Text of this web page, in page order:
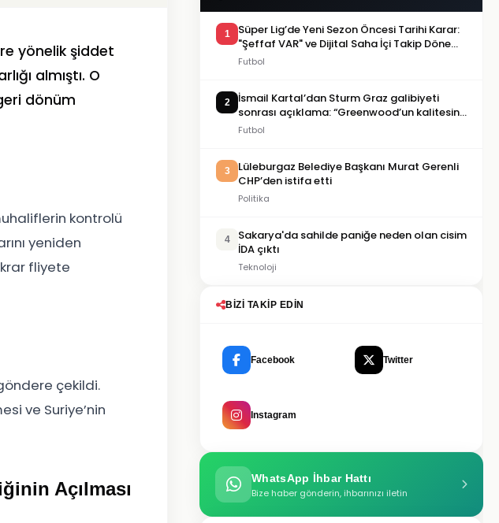
yönelik şiddet
almıştı. O
dönüm
kontrolü
yeniden
fliyete
çekildi.
ve Suriye’nin
Açılması
1
Süper Lig’de Yeni Sezon Öncesi Tarihi Karar:
"Şeffaf VAR" ve Dijital Saha İçi Takip Dönemi
Başlıyor!
Futbol
2
İsmail Kartal’dan Sturm Graz galibiyeti
sonrası açıklama: “Greenwood’un kalitesini
tartışmaya gerek yok”
Futbol
3
Lüleburgaz Belediye Başkanı Murat Gerenli
CHP’den istifa etti
Politika
4
Sakarya'da sahilde paniğe neden olan cisim
İDA çıktı
Teknoloji
BIZI TAKIP EDIN
Facebook Twitter
Instagram
WhatsApp İhbar Hattı
Bize haber gönderin, ihbarınızı iletin